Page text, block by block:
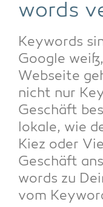
words
Key­words
Goog­le
Web­sei­te
nicht nur
Geschäft
loka­le, wie
Kiez oder
Geschäft
words zu
vom